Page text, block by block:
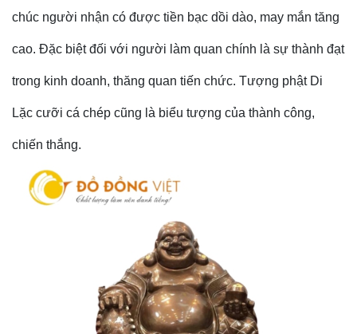
chúc người nhận có được tiền bạc dồi dào, may mắn tăng
cao. Đặc biệt đối với người làm quan chính là sự thành đạt
trong kinh doanh, thăng quan tiến chức. Tượng phật Di
Lặc cưỡi cá chép cũng là biểu tượng của thành công,
chiến thắng.